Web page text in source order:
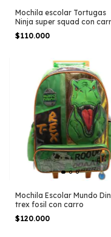
Mochila escolar Tortugas
Ninja super squad con
$110.000
Mochila Escolar Mundo
trex fosil con carro
$120.000